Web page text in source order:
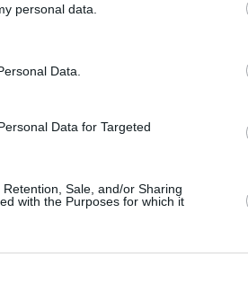
personal data.
Data.
Data for Targeted
Sale, and/or Sharing
with the Purposes for which it
καθώς το Ιράν είχε
επίθεσης, θα
τη Μη Διάδοση των
το τεράστιο
όπου το Ιράν παρήγαγε
ποιότητας που
Πολιτείες και τους